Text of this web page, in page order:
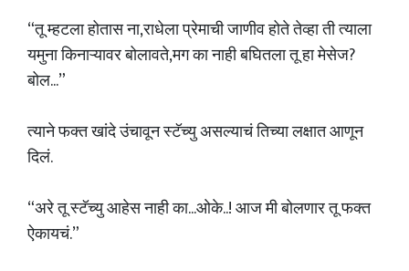
“तू म्हटला होतास ना,राधेला प्रेमाची जाणीव होते तेव्हा ती त्याला
यमुना किनाऱ्यावर बोलावते,मग का नाही बघितला तू हा मेसेज?
बोल...”
त्याने फक्त खांदे उंचावून स्टॅच्यु असल्याचं तिच्या लक्षात आणून
दिलं.
“अरे तू स्टॅच्यु आहेस नाही का...ओके..! आज मी बोलणार तू फक्त
ऐकायचं.”